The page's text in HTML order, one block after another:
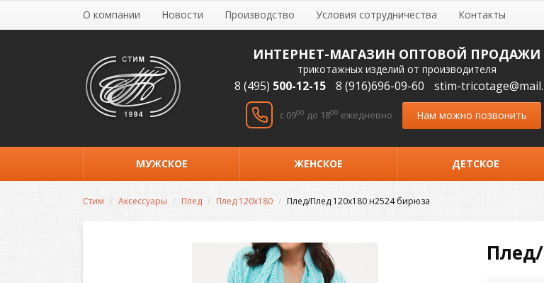
О компании Новости Производство Условия сотрудничества Контакты
ИНТЕРНЕТ-МАГАЗИН ОПТОВОЙ ПРОДАЖИ
трикотажных изделий от производителя
8 (495) 500-12-15 8 (916)696-09-60 stim-
c 0900 до 1800 ежедневно Нам можно позвонить
МУЖСКОЕ ЖЕНСКОЕ ДЕТСКОЕ
Стим Аксессуары Плед Плед 120х180 Плед/Плед 120х180 н2524 бирюза